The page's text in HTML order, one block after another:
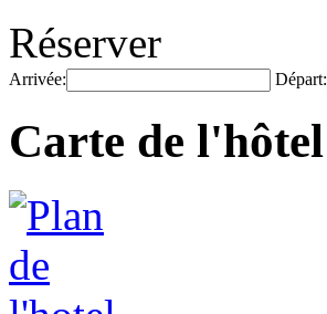
Réserver
Arrivée: Départ:
Carte de l'hôtel